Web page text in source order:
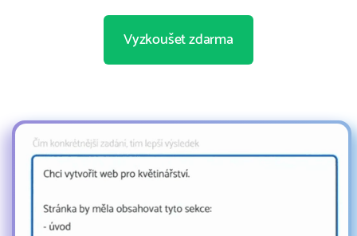
Vyzkoušet zdarma